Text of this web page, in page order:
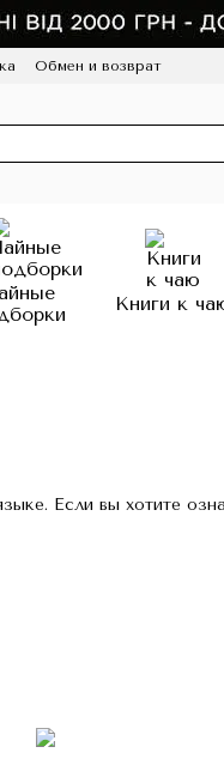
Обмен и возврат
Книги к
Если вы хотите